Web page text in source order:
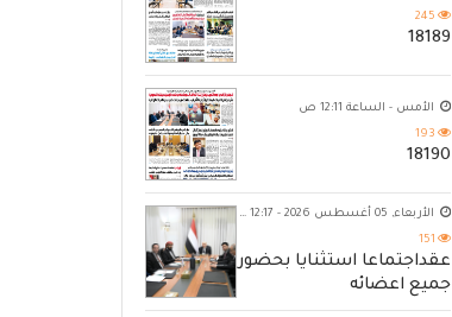
245
18189
الأمس - الساعة 12:11 ص
193
18190
الأربعاء, 05 أغسطس 2026 - 12:17 ص
151
عقداجتماعا استثنايا بحضور
جميع اعضائه